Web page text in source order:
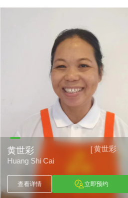
[黄世彩
黄世彩
Huang Shi Cai
查看详情 立即预约